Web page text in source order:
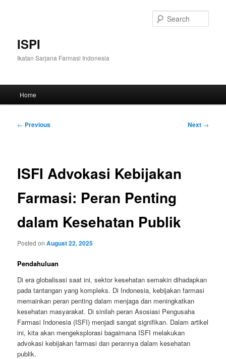
ISPI
Ikatan Sarjana Farmasi Indonesia
Home
Post
← Previous Next →
ISFI Advokasi Kebijakan
Farmasi: Peran Penting
dalam Kesehatan Publik
Posted onAugust 22, 2025
Pendahuluan
Di era globalisasi saat ini, sektor kesehatan semakin dihadapkan
pada tantangan yang kompleks. Di Indonesia, kebijakan farmasi
memainkan peran penting dalam menjaga dan meningkatkan
kesehatan masyarakat. Di sinilah peran Asosiasi Pengusaha
Farmasi Indonesia (ISFI) menjadi sangat signifikan. Dalam artikel
ini, kita akan mengeksplorasi bagaimana ISFI melakukan
advokasi kebijakan farmasi dan perannya dalam kesehatan
publik.